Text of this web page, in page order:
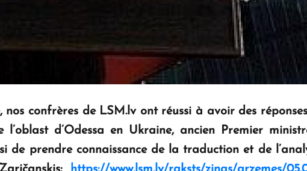
nos confrères de LSM.lv ont réussi à avoir des
l’oblast d’Odessa en Ukraine, ancien Premier
de prendre connaissance de la traduction et de